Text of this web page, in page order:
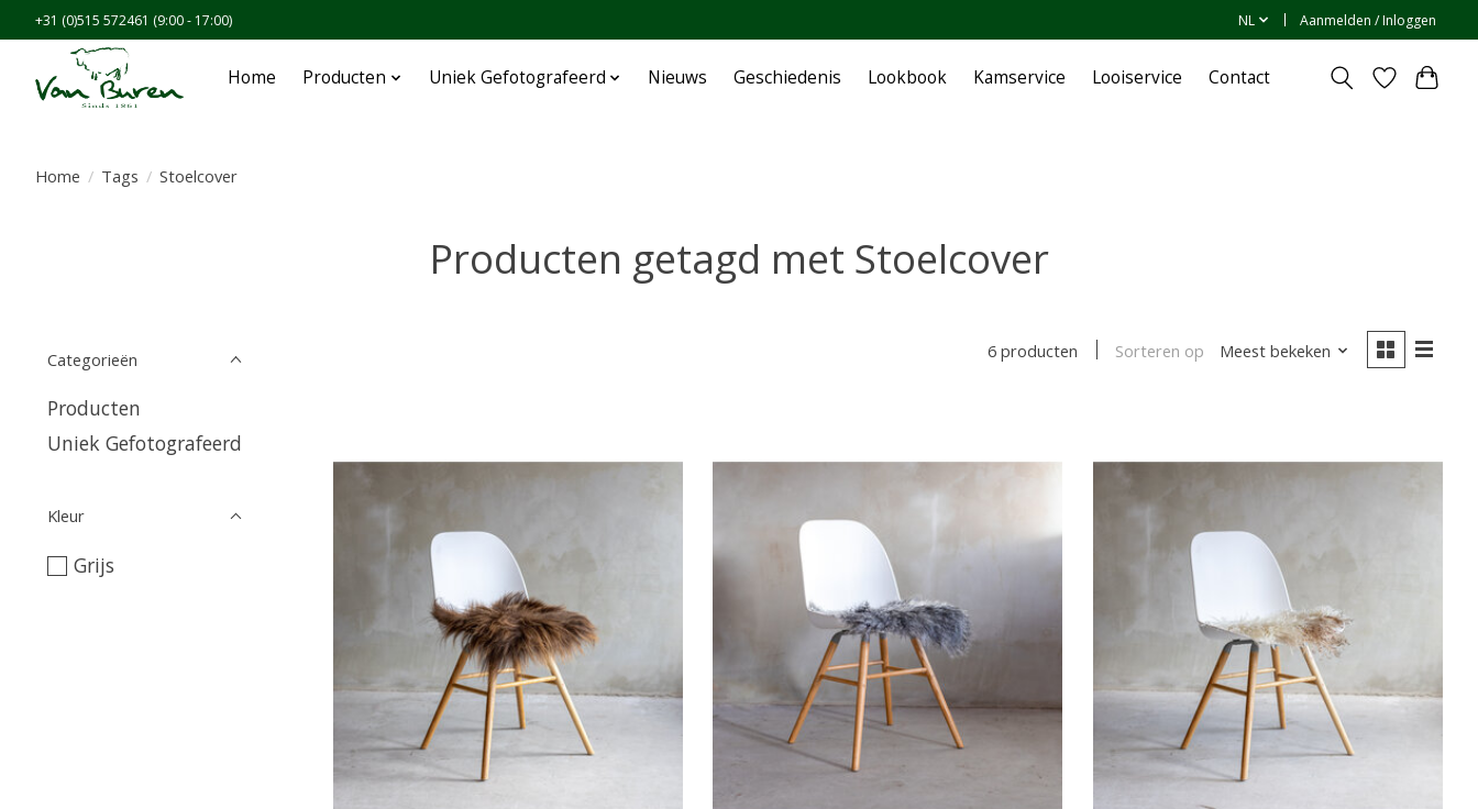
+31 (0)515 572461 (9:00 - 17:00) NL Aanmelden / Inloggen
Home Producten Uniek Gefotografeerd Nieuws Geschiedenis Lookbook Kamservice Looiservice Contact
Home / Tags / Stoelcover
Producten getagd met Stoelcover
Categorieën
Producten
Uniek Gefotografeerd
Kleur
Grijs
6 producten Sorteren op Meest bekeken